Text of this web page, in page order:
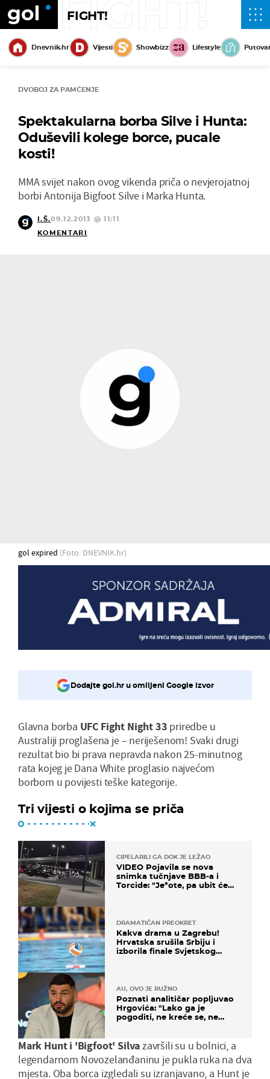
FIGHT!
FIGHT!
Dnevnik.hr Vijesti Showbizz Lifestyle
DVOBOJ ZA PAMĆENJE
Spektakularna borba Silve i Hunta:
Oduševili kolege borce, pucale
kosti!
MMA svijet nakon ovog vikenda priča o nevjerojatnoj
borbi Antonija Bigfoot Silve i Marka Hunta.
I.Š.09.12.2013 @ 11:11
KOMENTARI
gol expired (Foto: DNEVNIK.hr)
Dodajte gol.hr u omiljeni Google izvor
Glavna borba UFC Fight Night 33 priredbe u
Australiji proglašena je – neriješenom! Svaki drugi
rezultat bio bi prava nepravda nakon 25-minutnog
rata kojeg je Dana White proglasio najvećom
borbom u povijesti teške kategorije.
Tri vijesti o kojima se priča
CIPELARILI GA DOK JE LEŽAO
VIDEO Pojavila se nova
snimka tučnjave BBB-a i
Torcide: "Je*ote, pa ubit će
DRAMATIČAN PREOKRET
Kakva drama u Zagrebu!
Hrvatska srušila Srbiju i
izborila finale Svjetskog
AU, OVO JE RUŽNO
Poznati analitičar popljuvao
Hrgovića: "Lako ga je
pogoditi, ne kreće se, ne
Mark Hunt i 'Bigfoot' Silvazavršili su u bolnici, a
legendarnom Novozelanđaninu je pukla ruka na dva
mjesta. Oba borca izgledali su izranjavano, a Hunt je